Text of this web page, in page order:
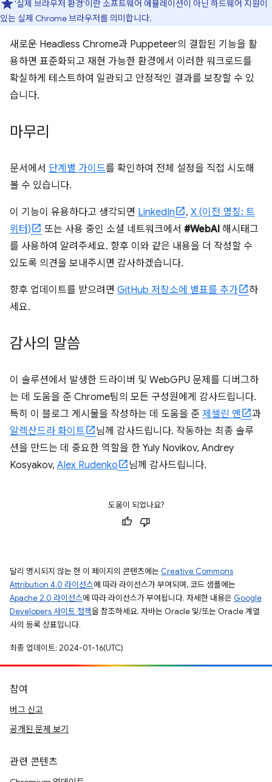
'실제 브라우저 환경'이란 소프트웨어 에뮬레이션이 아닌 하드웨어 지원이
있는 실제 Chrome 브라우저를 의미합니다.
새로운 Headless Chrome과 Puppeteer의 결합된 기능을 활
용하면 표준화되고 재현 가능한 환경에서 이러한 워크로드를
확실하게 테스트하여 일관되고 안정적인 결과를 보장할 수 있
습니다.
마무리
문서에서 단계별 가이드를 확인하여 전체 설정을 직접 시도해
볼 수 있습니다.
이 기능이 유용하다고 생각되면 LinkedIn , X (이전 명칭: 트
위터)
또는 사용 중인 소셜 네트워크에서 #WebAI 해시태그
를 사용하여 알려주세요. 향후 이와 같은 내용을 더 작성할 수
있도록 의견을 보내주시면 감사하겠습니다.
향후 업데이트를 받으려면 GitHub 저장소에 별표를 추가
하
세요.
감사의 말씀
이 솔루션에서 발생한 드라이버 및 WebGPU 문제를 디버그하
는 데 도움을 준 Chrome팀의 모든 구성원에게 감사드립니다.
특히 이 블로그 게시물을 작성하는 데 도움을 준 제셀린 옌
과
알렉산드라 화이트
님께 감사드립니다. 작동하는 최종 솔루
션을 만드는 데 중요한 역할을 한 Yuly Novikov, Andrey
Kosyakov, Alex Rudenko 님께 감사드립니다.
도움이 되었나요?
달리 명시되지 않는 한 이 페이지의 콘텐츠에는 Creative Commons
Attribution 4.0 라이선스에 따라 라이선스가 부여되며, 코드 샘플에는
Apache 2.0 라이선스에 따라 라이선스가 부여됩니다. 자세한 내용은 Google
Developers 사이트 정책을 참조하세요. 자바는 Oracle 및/또는 Oracle 계열
사의 등록 상표입니다.
최종 업데이트: 2024-01-16(UTC)
참여
버그 신고
공개된 문제 보기
관련 콘텐츠